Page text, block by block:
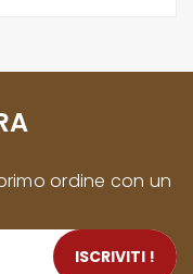
ordine con un
ISCRIVITI !